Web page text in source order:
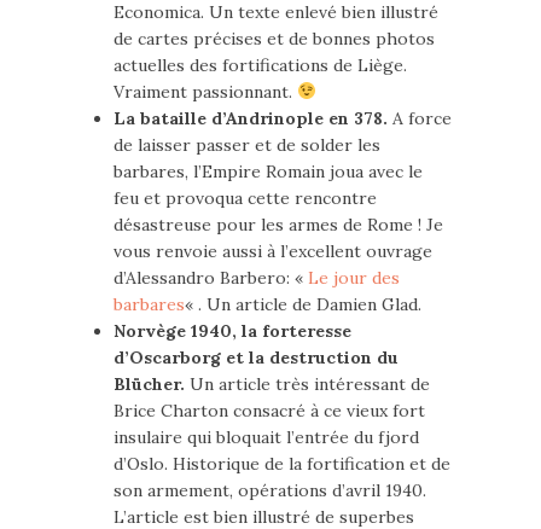
Economica. Un texte enlevé bien illustré
de cartes précises et de bonnes photos
actuelles des fortifications de Liège.
Vraiment passionnant.
La bataille d’Andrinople en 378. A force
de laisser passer et de solder les
barbares, l’Empire Romain joua avec le
feu et provoqua cette rencontre
désastreuse pour les armes de Rome ! Je
vous renvoie aussi à l’excellent ouvrage
d’Alessandro Barbero: « Le jour des
barbares« . Un article de Damien Glad.
Norvège 1940, la forteresse
d’Oscarborg et la destruction du
Blücher. Un article très intéressant de
Brice Charton consacré à ce vieux fort
insulaire qui bloquait l’entrée du fjord
d’Oslo. Historique de la fortification et de
son armement, opérations d’avril 1940.
L’article est bien illustré de superbes